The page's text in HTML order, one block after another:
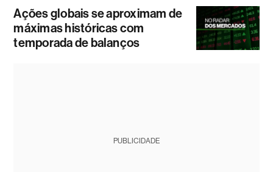
Ações globais se aproximam de
máximas históricas com
temporada de balanços
PUBLICIDADE